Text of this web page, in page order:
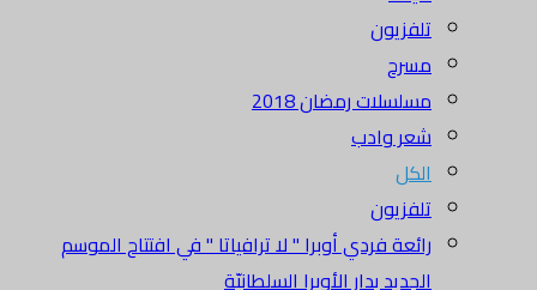
تلفزيون
مسرح
مسلسلات رمضان 2018
شعر وادب
الكل
تلفزيون
رائعة فردي أوبرا " لا ترافياتا " في افتتاح الموسم
الجديد بدار الأوبرا السلطانيّة